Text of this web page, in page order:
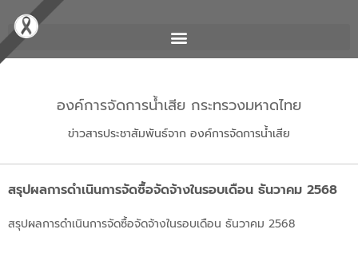
องค์การจัดการน้ำเสีย กระทรวงมหาดไทย
ข่าวสารประชาสัมพันธ์จาก องค์การจัดการน้ำเสีย
สรุปผลการดำเนินการจัดซื้อจัดจ้างในรอบเดือน ธันวาคม 2568
สรุปผลการดำเนินการจัดซื้อจัดจ้างในรอบเดือน ธันวาคม 2568